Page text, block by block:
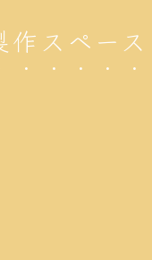
作スペー